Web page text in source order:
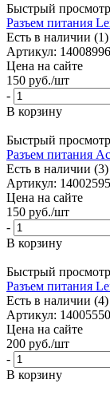
Быстрый просмотр
Разъем питания
Есть в наличии (1)
Артикул:
Цена на сайте
150 руб./шт
-
В корзину
Быстрый просмотр
Разъем питания
Есть в наличии (3)
Артикул:
Цена на сайте
150 руб./шт
-
В корзину
Быстрый просмотр
Разъем питания
Есть в наличии (4)
Артикул:
Цена на сайте
200 руб./шт
-
В корзину